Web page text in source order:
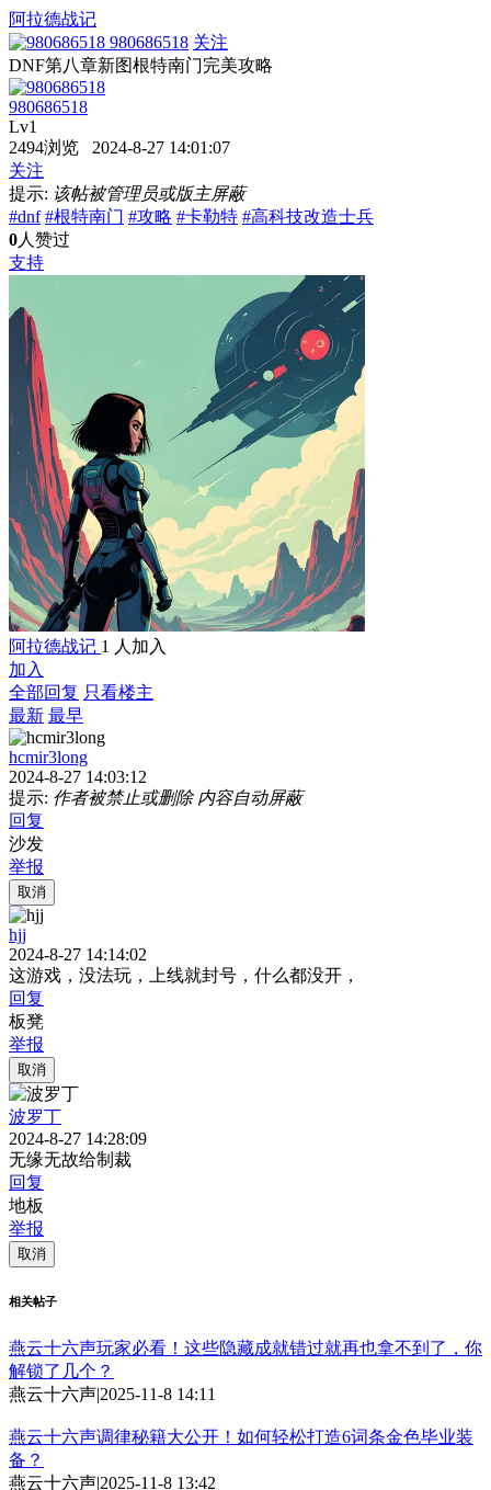
阿拉德战记
980686518 关注
DNF第八章新图根特南门完美攻略
980686518
Lv1
2494浏览 2024-8-27 14:01:07
关注
提示: 该帖被管理员或版主屏蔽
#dnf #根特南门 #攻略 #卡勒特 #高科技改造士兵
0人赞过
支持
阿拉德战记 1 人加入
加入
全部回复 只看楼主
最新 最早
hcmir3long
2024-8-27 14:03:12
提示: 作者被禁止或删除 内容自动屏蔽
回复
沙发
举报
取消
hjj
2024-8-27 14:14:02
这游戏，没法玩，上线就封号，什么都没开，
回复
板凳
举报
取消
波罗丁
2024-8-27 14:28:09
无缘无故给制裁
回复
地板
举报
取消
相关帖子
燕云十六声玩家必看！这些隐藏成就错过就再也拿不到了，你
解锁了几个？
燕云十六声|2025-11-8 14:11
燕云十六声调律秘籍大公开！如何轻松打造6词条金色毕业装
备？
燕云十六声|2025-11-8 13:42